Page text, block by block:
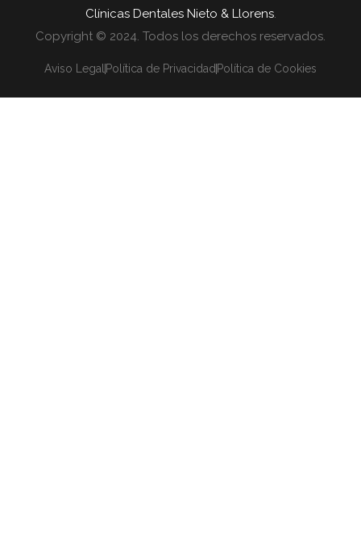
Clínicas Dentales Nieto & Llorens.
Copyright © 2024. Todos los derechos reservados.
Aviso Legal Política de Privacidad Política de Cookies